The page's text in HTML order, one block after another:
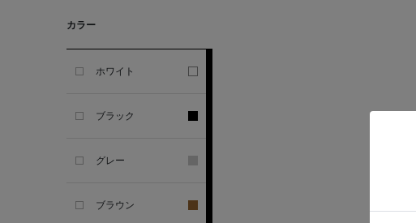
カラー
ホワイト
ブラック
グレー
ブラウン